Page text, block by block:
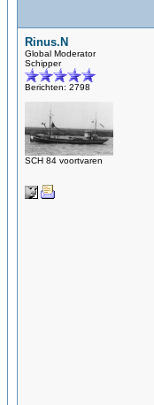
Rinus.N
Global Moderator
Schipper
Berichten: 2798
SCH 84 voortvaren